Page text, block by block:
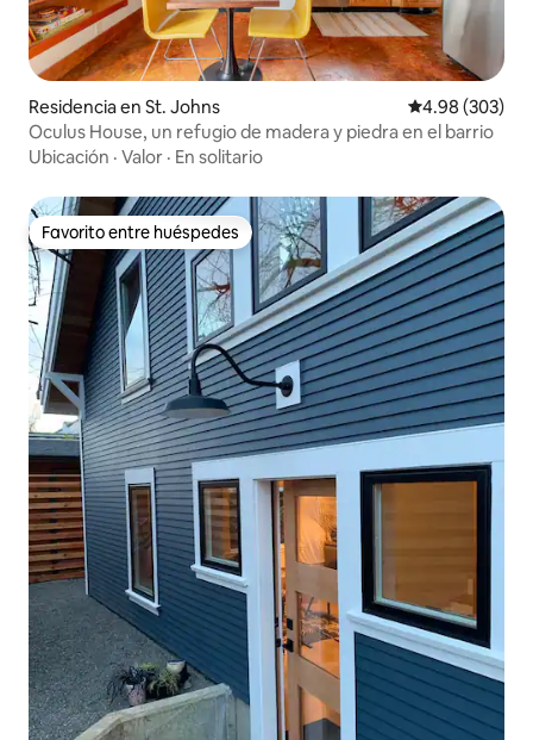
Residencia en St. Johns Calificación
4.98 (303)
Oculus House, un refugio de madera y piedra en el barrio
Ubicación · Valor · En solitario
Favorito entre huéspedes
Favorito entre huéspedes